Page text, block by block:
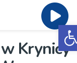
Krynicy-